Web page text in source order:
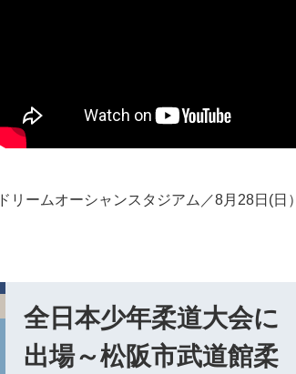
ドリームオーシャンスタジアム／8月28日(日）
全日本少年柔道大会に
出場～松阪市武道館柔